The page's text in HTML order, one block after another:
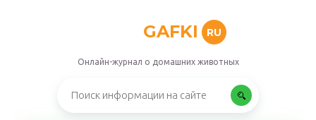
GAFKI RU
Онлайн-журнал о домашних животных